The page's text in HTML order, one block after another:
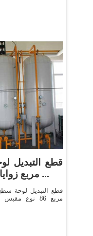
مربع زوايا أسفل مربع 86 نوع ...
مربع 86 نوع